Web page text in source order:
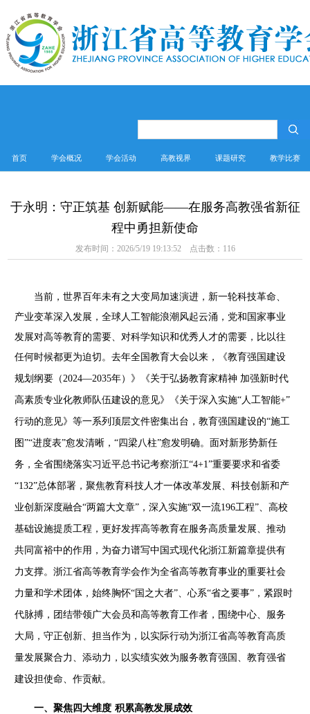
首页 学会概况 学会活动 高教视界 课题研究 教学比赛
于永明：守正筑基 创新赋能——在服务高教强省新征
程中勇担新使命
发布时间：2026/5/19 19:13:52 点击数： 116
当前，世界百年未有之大变局加速演进，新一轮科技革命、
产业变革深入发展，全球人工智能浪潮风起云涌，党和国家事业
发展对高等教育的需要、对科学知识和优秀人才的需要，比以往
任何时候都更为迫切。去年全国教育大会以来，《教育强国建设
规划纲要（ 2024—2035年）》《关于弘扬教育家精神 加强新时代
高素质专业化教师队伍建设的意见》《关于深入实施“人工智能+”
行动的意见》等一系列顶层文件密集出台，教育强国建设的“施工
图”“进度表”愈发清晰，“四梁八柱”愈发明确。面对新形势新任
务，全省围绕落实习近平总书记考察浙江“4+1”重要要求和省委
“132”总体部署，聚焦教育科技人才一体改革发展、科技创新和产
业创新深度融合“两篇大文章”，深入实施“双一流196工程”、高校
基础设施提 质工程，更好发挥高等教育在服务高质量发展、推动
共同富裕中的作用，为奋力谱写中国式现代化浙江新篇章提供有
力支撑。浙江省高等教育学会作为全省高等教育事业的重要社会
力量和学术团体，始终胸怀“国之大者”、心系“省之要事”，紧跟时
代脉搏，团结带领广大会员和高等教育工作者，围绕中心、服务
大局，守正创新、担当作为，以实际行动为浙江省高等教育高质
量发展聚合力、添动力，以实绩实效为服务教育强国、教育强省
建设担使命、作贡献。
一、聚焦四大维度 积累高教发展成效